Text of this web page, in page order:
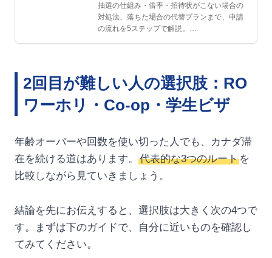
抽選の仕組み・倍率・招待状がこない場合の
対処法、落ちた場合の代替プランまで、申請
の流れを5ステップで解説。…
2回目が難しい人の選択肢：RO
ワーホリ・Co-op・学生ビザ
年齢オーバーや回数を使い切った人でも、カナダ滞
在を続ける道はあります。
代表的な3つのルートを
比較しながら見ていきましょう。
結論を先にお伝えすると、選択肢は大きく次の4つで
す。まずは下のガイドで、自分に近いものを確認し
てみてください。